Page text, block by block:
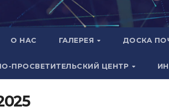
О НАС ГАЛЕРЕЯ ДОСКА
ПРОСВЕТИТЕЛЬСКИЙ ЦЕНТР